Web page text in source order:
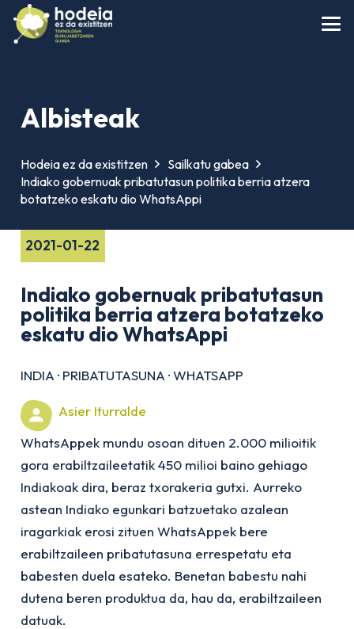
Albisteak
Hodeia ez da existitzen
Sailkatu gabea
Indiako gobernuak pribatutasun politika berria atzera
botatzeko eskatu dio WhatsAppi
2021-01-22
Indiako gobernuak pribatutasun
politika berria atzera botatzeko
eskatu dio WhatsAppi
INDIA · PRIBATUTASUNA ·WHATSAPP
Asier Iturralde
WhatsAppek mundu osoan dituen 2.000 milioitik
gora erabiltzaileetatik 450 milioi baino gehiago
Indiakoak dira, beraz txorakeria gutxi. Aurreko
astean Indiako egunkari batzuetako azalean
iragarkiak erosi zituen WhatsAppek bere
erabiltzaileen pribatutasuna errespetatu eta
babesten duela esateko. Benetan babestu nahi
dutena beren produktua da, hau da, erabiltzaileen
datuak.